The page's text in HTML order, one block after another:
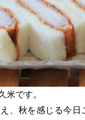
米です。
、秋を感じる今